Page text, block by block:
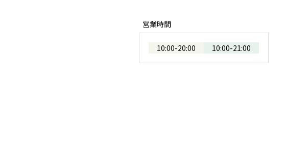
営業時間
10:00-20:00 10:00-21:00